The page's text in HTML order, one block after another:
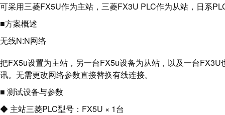
可采用三菱FX5U作为主站，三菱FX3U PLC作为从站，日系
■方案概述
无线N:N网络
把FX5u设置为主站，另一台FX5u设备为从站，以及一台
讯。无需更改网络参数直接替换有线连接。
■ 测试设备与参数
◆ 主站三菱PLC型号：FX5U × 1台